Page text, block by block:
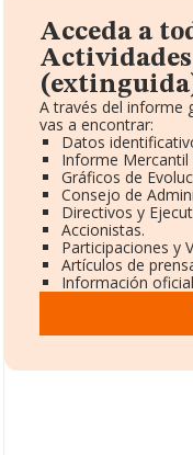
Acceda a
A través del informe
vas a encontrar:
Datos
Informe Mercantil
Gráficos de
Consejo de
Directivos y
Accionistas.
Participaciones y
Artículos de
Información